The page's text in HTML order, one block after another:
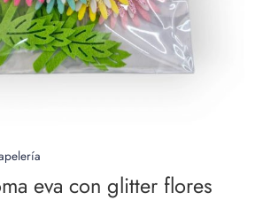
eva con glitter flores